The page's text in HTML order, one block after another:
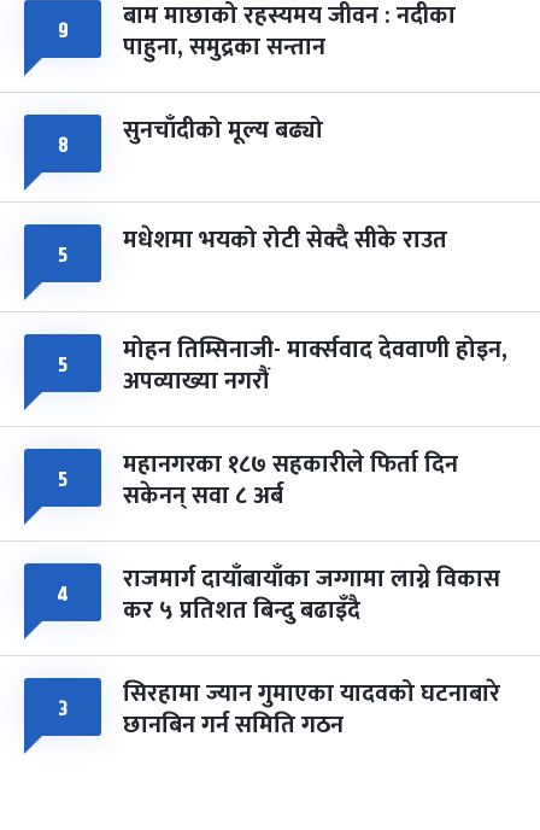
८
सोम
फागुपूर्णिमा
चैत्र ८, २०८३-Mar 22, 2027
७ महिना बाँकी
९ बाम माछाको रहस्यमय जीवन : नदीका
पाहुना, समुद्रका सन्तान
८ सुनचाँदीको मूल्य बढ्यो
५ मधेशमा भयको रोटी सेक्दै सीके राउत
५ मोहन तिम्सिनाजी- मार्क्सवाद देववाणी होइन,
अपव्याख्या नगरौं
५ महानगरका १८७ सहकारीले फिर्ता दिन
सकेनन् सवा ८ अर्ब
४ राजमार्ग दायाँबायाँका जग्गामा लाग्ने विकास
कर ५ प्रतिशत बिन्दु बढाइँदै
३ सिरहामा ज्यान गुमाएका यादवको घटनाबारे
छानबिन गर्न समिति गठन